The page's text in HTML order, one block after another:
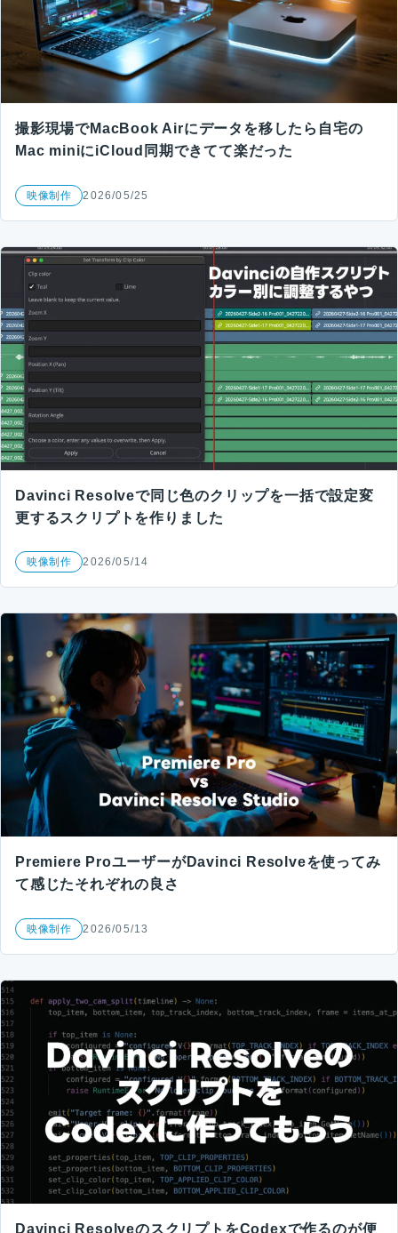
撮影現場でMacBook Airにデータを移したら自宅の
Mac miniにiCloud同期できてて楽だった
映像制作 2026/05/25
Davinci Resolveで同じ色のクリップを一括で設定変
更するスクリプトを作りました
映像制作 2026/05/14
Premiere ProユーザーがDavinci Resolveを使ってみ
て感じたそれぞれの良さ
映像制作 2026/05/13
Davinci ResolveのスクリプトをCodexで作るのが便